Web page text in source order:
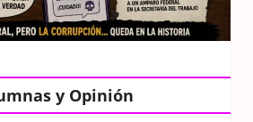
y Opinión